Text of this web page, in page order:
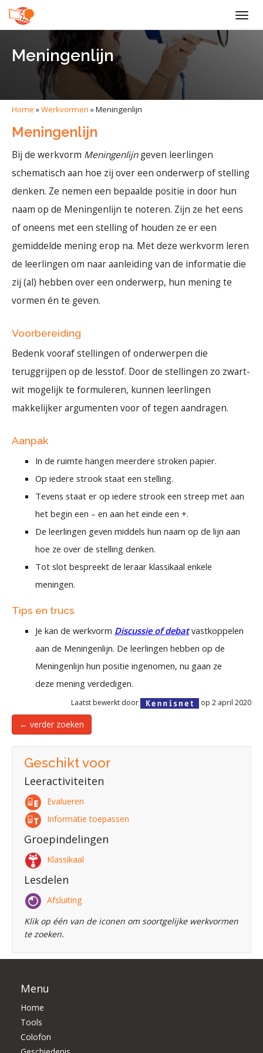
Meningenlijn
Home »Werkvormen »Meningenlijn
Meningenlijn
Bij de werkvorm Meningenlijngeven leerlingen
schematisch aan hoe zij over een onderwerp of stelling
denken. Ze nemen een bepaalde positie in door hun
naam op de Meningenlijn te noteren. Zijn ze het eens
of oneens met een stelling of houden ze er een
gemiddelde mening erop na. Met deze werkvorm leren
de leerlingen om naar aanleiding van de informatie die
zij (al) hebben over een onderwerp, hun mening te
vormen én te geven.
Voorbereiding
Bedenk vooraf stellingen of onderwerpen die
teruggrijpen op de lesstof. Door de stellingen zo zwart-
wit mogelijk te formuleren, kunnen leerlingen
makkelijker argumenten voor of tegen aandragen.
Aanpak
In de ruimte hangen meerdere stroken papier.
Op iedere strook staat een stelling.
Tevens staat er op iedere strook een streep met aan
het begin een – en aan het einde een +.
De leerlingen geven middels hun naam op de lijn aan
hoe ze over de stelling denken.
Tot slot bespreekt de leraar klassikaal enkele
meningen.
Tips en trucs
Je kan de werkvorm Discussie of debatvastkoppelen
aan de Meningenlijn. De leerlingen hebben op de
Meningenlijn hun positie ingenomen, nu gaan ze
deze mening verdedigen.
Laatst bewerkt door op 2 april 2020
← verder zoeken
Geschikt voor
Leeractiviteiten
Evalueren
Informatie toepassen
Groepindelingen
Klassikaal
Lesdelen
Afsluiting
Klik op één van de iconen om soortgelijke werkvormen
te zoeken.
Menu
Home
Tools
Colofon